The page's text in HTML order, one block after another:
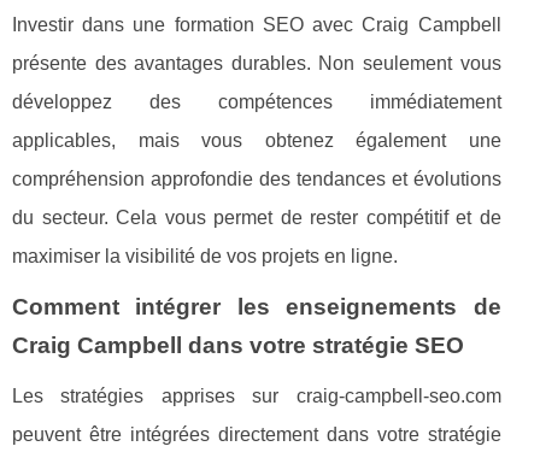
Investir dans une formation SEO avec Craig Campbell
présente des avantages durables. Non seulement vous
développez des compétences immédiatement
applicables, mais vous obtenez également une
compréhension approfondie des tendances et évolutions
du secteur. Cela vous permet de rester compétitif et de
maximiser la visibilité de vos projets en ligne.
Comment intégrer les enseignements de
Craig Campbell dans votre stratégie SEO
Les stratégies apprises sur craig-campbell-seo.com
peuvent être intégrées directement dans votre stratégie